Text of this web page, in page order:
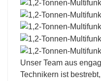
Unser Team aus
Technikern ist